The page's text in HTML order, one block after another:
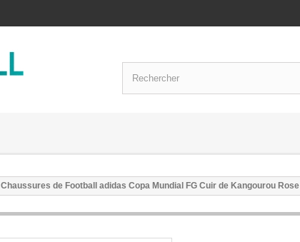
Chaussures de Football adidas Copa Mundial FG Cuir de Kangourou Rose